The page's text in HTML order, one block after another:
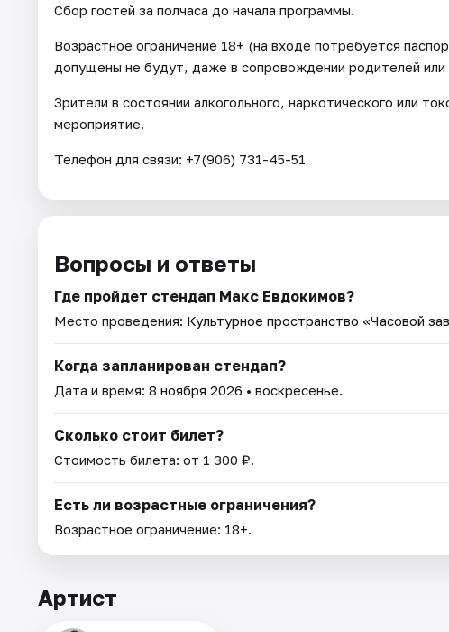
Сбор гостей за полчаса до начала программы.
Возрастное ограничение 18+ (на входе потребуется
допущены не будут, даже в сопровождении родителей или
Зрители в состоянии алкогольного, наркотического или
мероприятие.
Телефон для связи: +7(906) 731-45-51
Вопросы и ответы
Где пройдет стендап Макс Евдокимов?
Место проведения: Культурное пространство «Часовой
Когда запланирован стендап?
Дата и время: 8 ноября 2026 • воскресенье.
Сколько стоит билет?
Стоимость билета: от 1 300 ₽.
Есть ли возрастные ограничения?
Возрастное ограничение: 18+.
Артист